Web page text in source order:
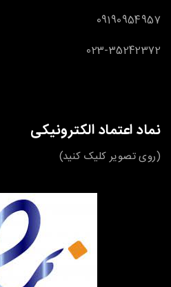
09190954957
023-35242372
نماد اعتماد الکترونیکی
(روی تصویر کلیک کنید)